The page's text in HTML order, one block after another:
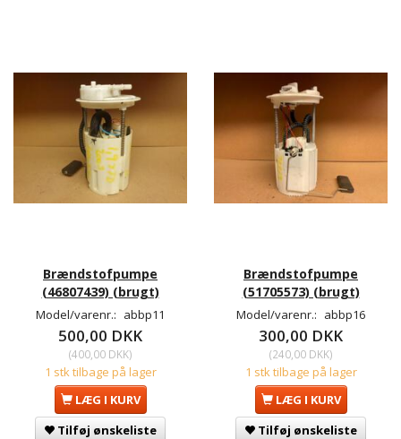
Brændstofpumpe
(46807439) (brugt)
Model/varenr.: abbp11
500,00 DKK
(400,00 DKK)
1 stk tilbage på lager
LÆG I KURV
Tilføj ønskeliste
Brændstofpumpe
(51705573) (brugt)
Model/varenr.: abbp16
300,00 DKK
(240,00 DKK)
1 stk tilbage på lager
LÆG I KURV
Tilføj ønskeliste